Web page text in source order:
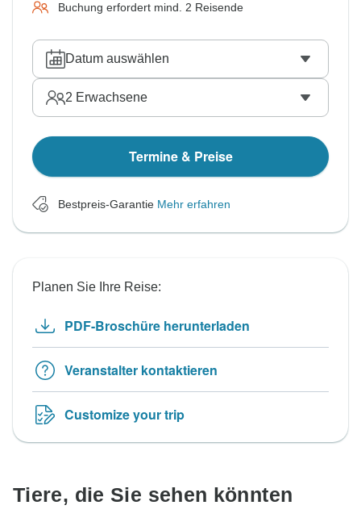
Buchung erfordert mind. 2 Reisende
Datum auswählen
2 Erwachsene
Termine & Preise
Bestpreis-Garantie Mehr erfahren
Planen Sie Ihre Reise:
PDF-Broschüre herunterladen
Veranstalter kontaktieren
Customize your trip
Tiere, die Sie sehen könnten